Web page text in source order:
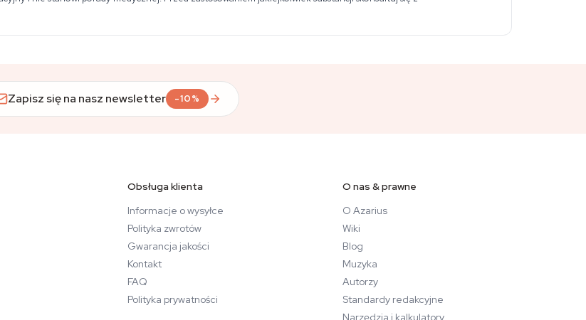
Zapisz się na nasz newsletter -10%
Obsługa klienta
Informacje o wysyłce
Polityka zwrotów
Gwarancja jakości
Kontakt
FAQ
Polityka prywatności
O nas & prawne
O Azarius
Wiki
Blog
Muzyka
Autorzy
Standardy redakcyjne
Narzędzia i kalkulatory